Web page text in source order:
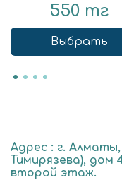
550 тг
Выбрать
Адрес : г. Алматы,
Тимирязева), дом
второй этаж.